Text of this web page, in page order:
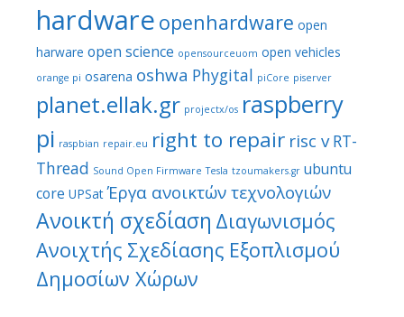
hardware openhardware open
harware open science opensourceuom open vehicles
orange pi osarena oshwa Phygital piCore piserver
planet.ellak.gr projectx/os raspberry
pi raspbian repair.eu right to repair risc v RT-
Thread Sound Open Firmware Tesla tzoumakers.gr ubuntu
core UPSat Έργα ανοικτών τεχνολογιών
Ανοικτή σχεδίαση Διαγωνισμός
Ανοιχτής Σχεδίασης Εξοπλισμού
Δημοσίων Χώρων